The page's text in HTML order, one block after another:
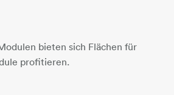
bieten sich Flächen für
profitieren.